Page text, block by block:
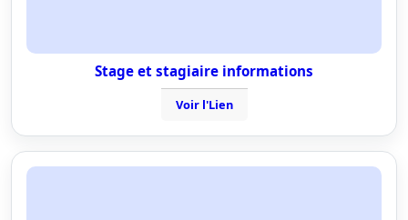
Stage et stagiaire informations
Voir l'Lien